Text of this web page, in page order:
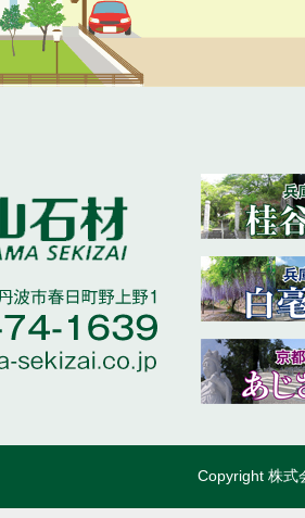
Copyright 株式